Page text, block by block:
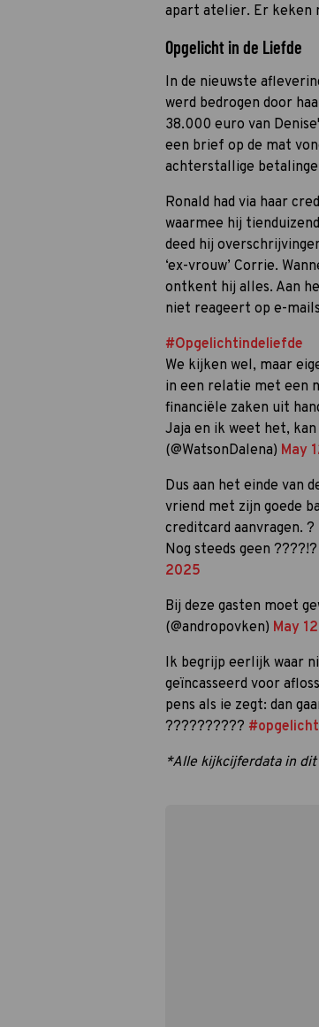
apart atelier. Er keken
Opgelicht in de Liefde
In de nieuwste
werd bedrogen door
38.000 euro van
een brief op de mat
achterstallige
Ronald had via haar
waarmee hij
deed hij
‘ex-vrouw’ Corrie.
ontkent hij alles. Aan
niet reageert op e-
#Opgelichtindeliefde
We kijken wel, maar
in een relatie met een
financiële zaken uit
Jaja en ik weet het,
(@WatsonDalena) May
Dus aan het einde van
vriend met zijn goede
creditcard aanvragen. ?
Nog steeds geen ????!?
2025
Bij deze gasten moet
(@andropovken) May
Ik begrijp eerlijk waar
geïncasseerd voor
pens als ie zegt: dan
??????????
*Alle kijkcijferdata in